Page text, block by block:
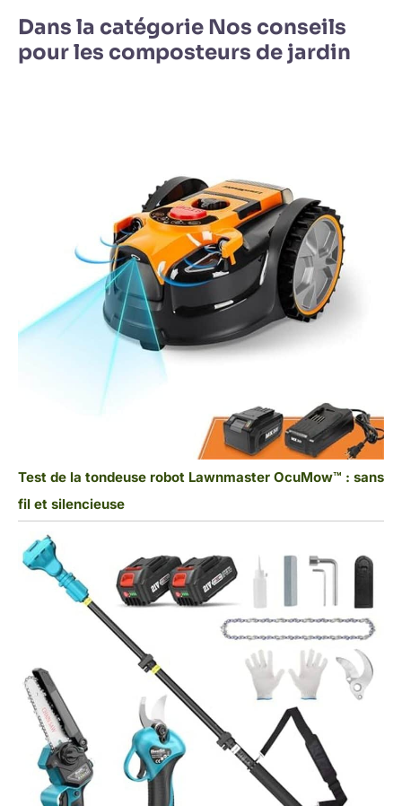
Dans la catégorie Nos conseils
pour les composteurs de jardin
Test de la tondeuse robot Lawnmaster OcuMow™ : sans
fil et silencieuse